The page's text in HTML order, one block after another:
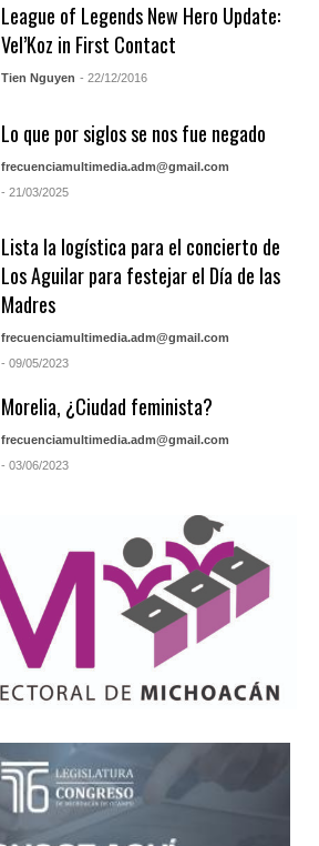
League of Legends New Hero Update:
Vel’Koz in First Contact
Tien Nguyen - 22/12/2016
Lo que por siglos se nos fue negado
frecuenciamultimedia.adm@gmail.com
- 21/03/2025
Lista la logística para el concierto de
Los Aguilar para festejar el Día de las
Madres
frecuenciamultimedia.adm@gmail.com
- 09/05/2023
Morelia, ¿Ciudad feminista?
frecuenciamultimedia.adm@gmail.com
- 03/06/2023